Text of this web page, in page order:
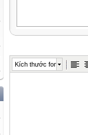
Kích thước font